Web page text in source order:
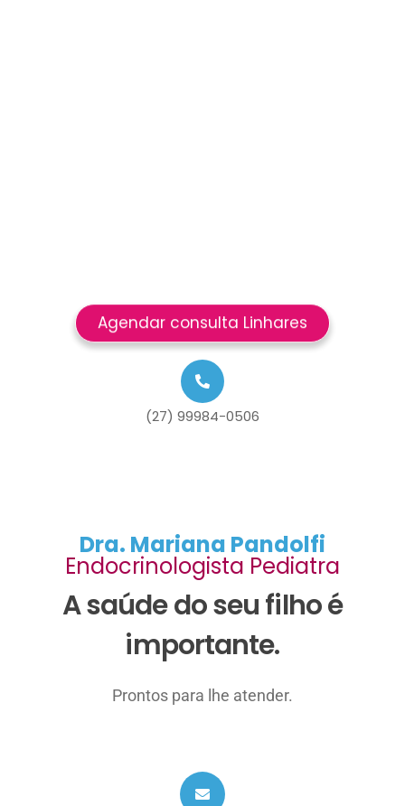
Agendar consulta Linhares
(27) 99984-0506
Dra. Mariana Pandolfi
Endocrinologista Pediatra
A saúde do seu filho é
importante.
Prontos para lhe atender.